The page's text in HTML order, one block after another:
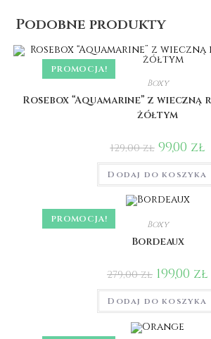
Podobne produkty
PROMOCJA!
Boxy
Rosebox “Aquamarine” z
żółtym
129,00zł 99,00 zł
Dodaj do koszyka
PROMOCJA! Boxy
Bordeaux
279,00zł 199,00 zł
Dodaj do koszyka